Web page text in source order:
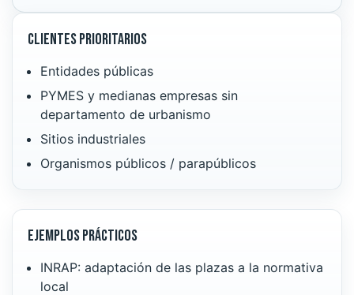
Clientes prioritarios
Entidades públicas
PYMES y medianas empresas sin
departamento de urbanismo
Sitios industriales
Organismos públicos / parapúblicos
Ejemplos prácticos
INRAP: adaptación de las plazas a la normativa
local